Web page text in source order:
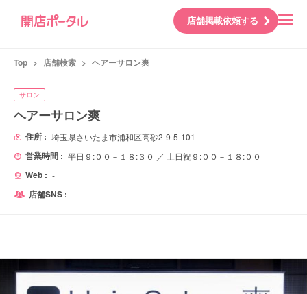
店舗掲載依頼する
Top > 店舗検索 > ヘアーサロン爽
サロン
ヘアーサロン爽
住所 : 埼玉県さいたま市浦和区高砂2-9-5-101
営業時間 : 平日９:００－１８:３０ ／ 土日祝９:００－１８:００
Web : -
店舗SNS :